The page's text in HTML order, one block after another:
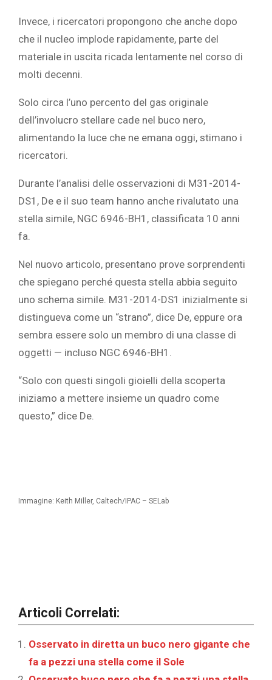
Invece, i ricercatori propongono che anche dopo
che il nucleo implode rapidamente, parte del
materiale in uscita ricada lentamente nel corso di
molti decenni.
Solo circa l’uno percento del gas originale
dell’involucro stellare cade nel buco nero,
alimentando la luce che ne emana oggi, stimano i
ricercatori.
Durante l’analisi delle osservazioni di M31-2014-
DS1, De e il suo team hanno anche rivalutato una
stella simile, NGC 6946-BH1, classificata 10 anni
fa.
Nel nuovo articolo, presentano prove sorprendenti
che spiegano perché questa stella abbia seguito
uno schema simile. M31-2014-DS1 inizialmente si
distingueva come un “strano”, dice De, eppure ora
sembra essere solo un membro di una classe di
oggetti — incluso NGC 6946-BH1.
“Solo con questi singoli gioielli della scoperta
iniziamo a mettere insieme un quadro come
questo,” dice De.
Immagine: Keith Miller, Caltech/IPAC – SELab
Articoli Correlati:
Osservato in diretta un buco nero gigante che
fa a pezzi una stella come il Sole